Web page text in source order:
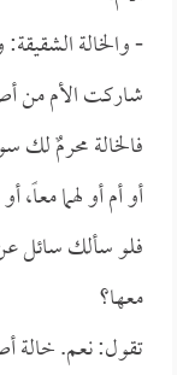
- والخالة
شاركت الأم من
فالخالة محرمٌ
أو أم أو لهما
فلو سألك سائل عن
معها؟
تقول: نعم. خالة